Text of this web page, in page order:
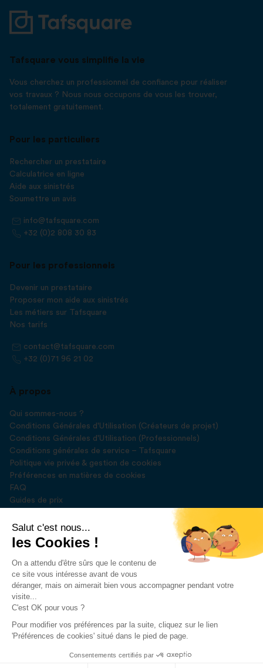
Tafsquare vous simplifie la vie
Vous cherchez un professionnel de confiance pour réaliser
vos travaux ? Nous nous occupons de vous les trouver,
totalement gratuitement.
Pour les particuliers
Rechercher un prestataire
Calculatrice en ligne
Aide aux sinistrés
Soumettre un avis
info@tafsquare.com
+32 (0)2 808 30 83
Pour les professionnels
Devenir un prestataire
Proposer mon aide aux sinistrés
Les métiers sur Tafsquare
Nos tarifs
contact@tafsquare.com
+32 (0)71 96 21 02
À propos
Qui sommes-nous ?
Conditions Générales d'Utilisation (Créateurs de projet)
Conditions Générales d'Utilisation (Professionnels)
Conditions générales de service – Tafsquare
Politique vie privée & gestion de cookies
Préférences en matières de cookies
FAQ
Guides de prix
Presse
Développé par DEUSE SPRL
Salut c'est nous...
les Cookies !
On a attendu d'être sûrs que le contenu de
ce site vous intéresse avant de vous
déranger, mais on aimerait bien vous accompagner pendant votre
visite...
C'est OK pour vous ?
Pour modifier vos préférences par la suite, cliquez sur le lien
'Préférences de cookies' situé dans le pied de page.
Consentements certifiés par